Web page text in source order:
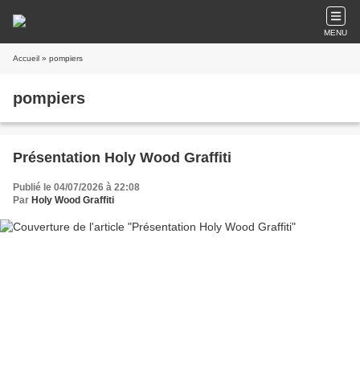
MENU
Accueil » pompiers
pompiers
Présentation Holy Wood Graffiti
Publié le 04/07/2026 à 22:08
Par Holy Wood Graffiti